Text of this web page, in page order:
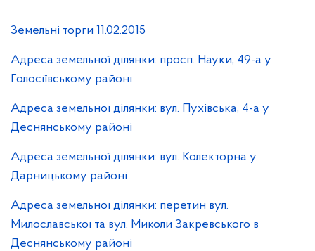
Земельні торги 11.02.2015
Адреса земельної ділянки: просп. Науки, 49-а у
Голосіївському районі
Адреса земельної ділянки: вул. Пухівська, 4-а у
Деснянському районі
Адреса земельної ділянки: вул. Колекторна у
Дарницькому районі
Адреса земельної ділянки: перетин вул.
Милославської та вул. Миколи Закревського в
Деснянському районі